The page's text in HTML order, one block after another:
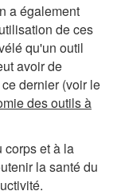
a également
de ces
qu'un outil
avoir de
dernier (voir le
des outils à
corps et à la
la santé du